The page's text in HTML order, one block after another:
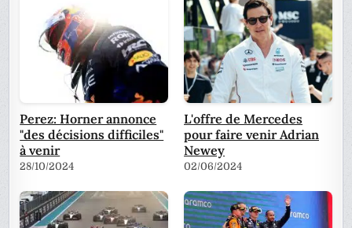
Perez: Horner annonce
"des décisions difficiles"
à venir
28/10/2024
L'offre de Mercedes
pour faire venir Adrian
Newey
02/06/2024